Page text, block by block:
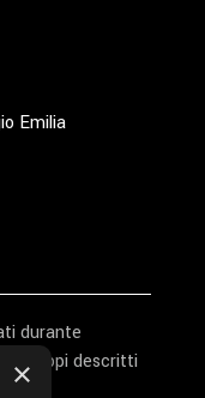
Emilia
durante
scopi descritti
×